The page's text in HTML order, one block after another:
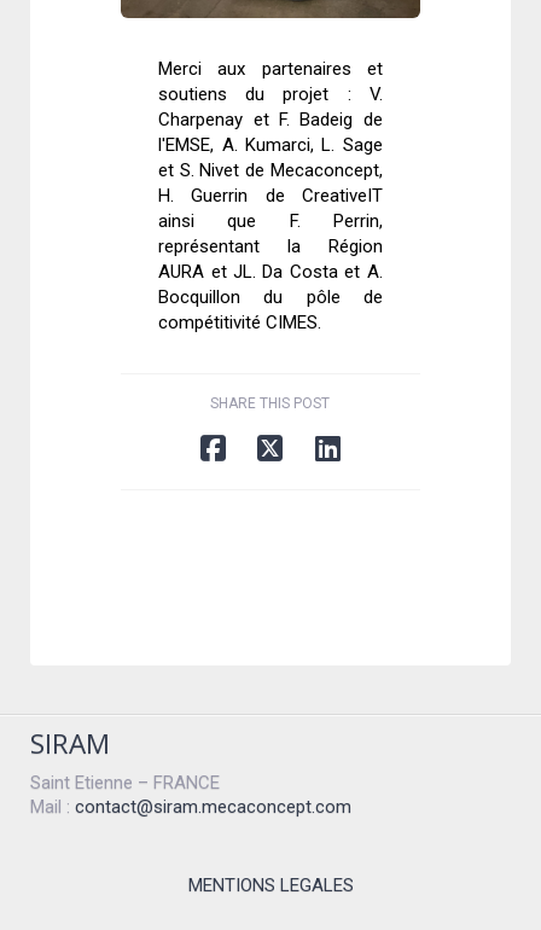
Merci aux partenaires et
soutiens du projet : V.
Charpenay et F. Badeig de
l'EMSE, A. Kumarci, L. Sage
et S. Nivet de Mecaconcept,
H. Guerrin de CreativeIT
ainsi que F. Perrin,
représentant la Région
AURA et JL. Da Costa et A.
Bocquillon du pôle de
compétitivité CIMES.
SHARE THIS POST
SIRAM
Saint Etienne – FRANCE
Mail : contact@siram.mecaconcept.com
MENTIONS LEGALES